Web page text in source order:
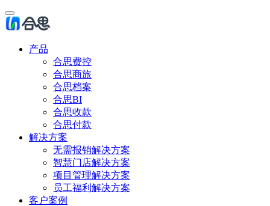
产品
合思费控
合思商旅
合思档案
合思BI
合思收款
合思付款
解决方案
无需报销解决方案
智慧门店解决方案
项目管理解决方案
员工福利解决方案
客户案例